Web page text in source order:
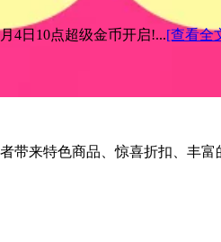
4日10点超级金币开启!...[查看全
带来特色商品、惊喜折扣、丰